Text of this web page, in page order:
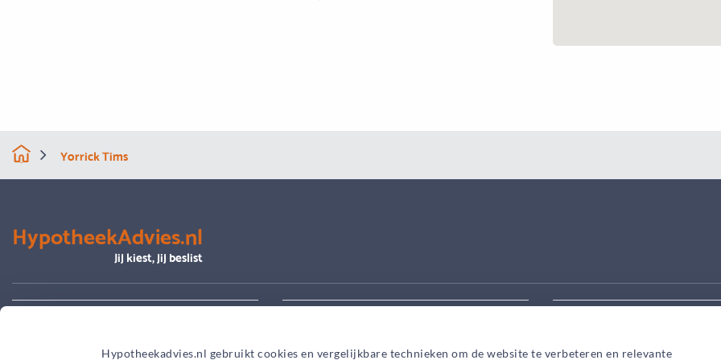
Hypotheekadvies.nl gebruikt cookies en vergelijkbare technieken om de website te verbeteren en relevante
Yorrick Tims
HypotheekAdvies.nl
Jij kiest, jij beslist